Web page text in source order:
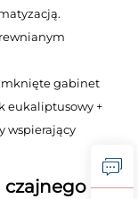
gabinet
eukaliptusowy +
wspierający
czajnego